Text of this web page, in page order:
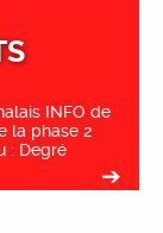
INFO de
la phase 2
: Degré